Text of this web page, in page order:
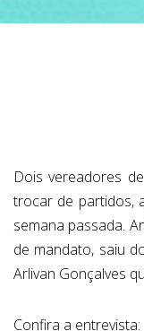
Dois vereadores
trocar de partidos,
semana passada.
de mandato, saiu
Arlivan Gonçalves
Confira a entrevista: